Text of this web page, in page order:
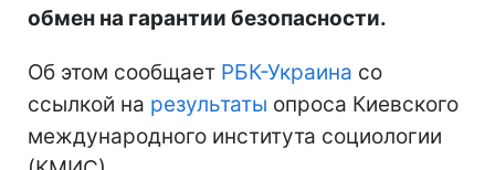
обмен на гарантии безопасности.
Об этом сообщает РБК-Украина со
ссылкой на результаты опроса Киевского
международного института социологии